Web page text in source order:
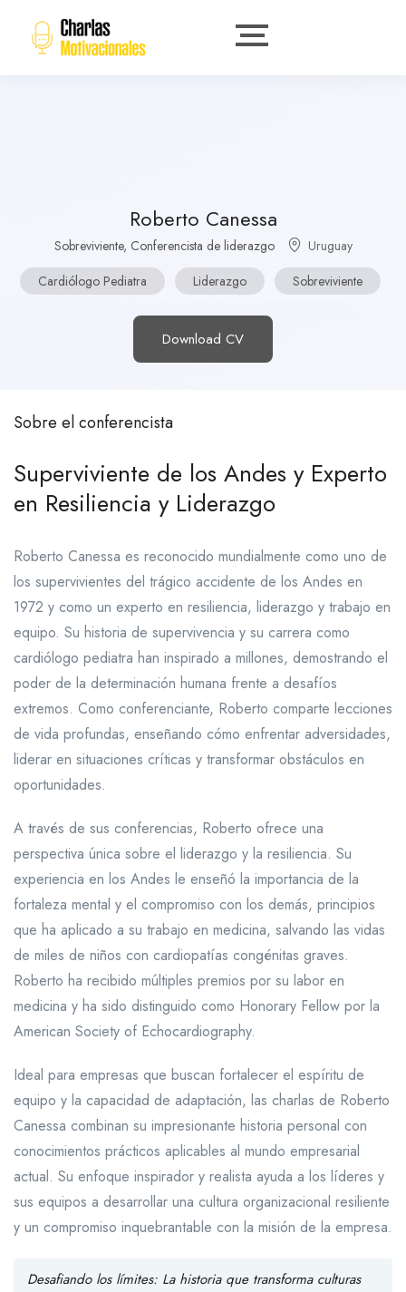
Roberto Canessa
Sobreviviente, Conferencista de liderazgo
Uruguay
Cardiólogo Pediatra
Liderazgo Sobreviviente
Download CV
Sobre el conferencista
Superviviente de los Andes y Experto
en Resiliencia y Liderazgo
Roberto Canessa es reconocido mundialmente como uno de
los supervivientes del trágico accidente de los Andes en
1972 y como un experto en resiliencia, liderazgo y trabajo en
equipo. Su historia de supervivencia y su carrera como
cardiólogo pediatra han inspirado a millones, demostrando el
poder de la determinación humana frente a desafíos
extremos. Como conferenciante, Roberto comparte lecciones
de vida profundas, enseñando cómo enfrentar adversidades,
liderar en situaciones críticas y transformar obstáculos en
oportunidades.
A través de sus conferencias, Roberto ofrece una
perspectiva única sobre el liderazgo y la resiliencia. Su
experiencia en los Andes le enseñó la importancia de la
fortaleza mental y el compromiso con los demás, principios
que ha aplicado a su trabajo en medicina, salvando las vidas
de miles de niños con cardiopatías congénitas graves.
Roberto ha recibido múltiples premios por su labor en
medicina y ha sido distinguido como Honorary Fellow por la
American Society of Echocardiography.
Ideal para empresas que buscan fortalecer el espíritu de
equipo y la capacidad de adaptación, las charlas de Roberto
Canessa combinan su impresionante historia personal con
conocimientos prácticos aplicables al mundo empresarial
actual. Su enfoque inspirador y realista ayuda a los líderes y
sus equipos a desarrollar una cultura organizacional resiliente
y un compromiso inquebrantable con la misión de la empresa.
Desafiando los límites: La historia que transforma culturas